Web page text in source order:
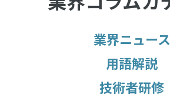
業界ニュース
用語解説
技術者研修